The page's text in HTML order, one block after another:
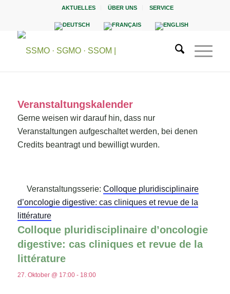
AKTUELLES ÜBER UNS SERVICE
Veranstaltungskalender
Gerne weisen wir darauf hin, dass nur
Veranstaltungen aufgeschaltet werden, bei denen
Credits beantragt und bewilligt wurden.
Veranstaltungsserie: Colloque pluridisciplinaire
d’oncologie digestive: cas cliniques et revue de la
littérature
Colloque pluridisciplinaire d’oncologie
digestive: cas cliniques et revue de la
littérature
27. Oktober @ 17:00- 18:00